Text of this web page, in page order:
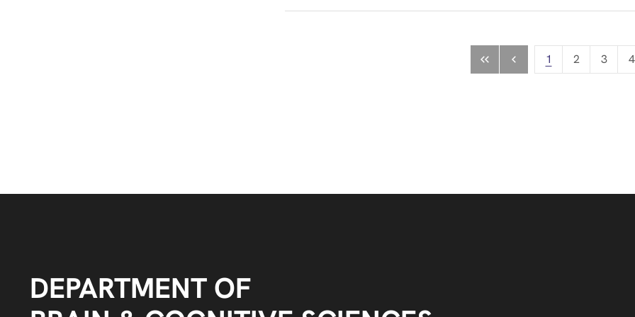
1 2 3 4
DEPARTMENT OF